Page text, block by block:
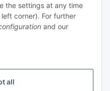
all
the settings at any time
corner). For further
and our